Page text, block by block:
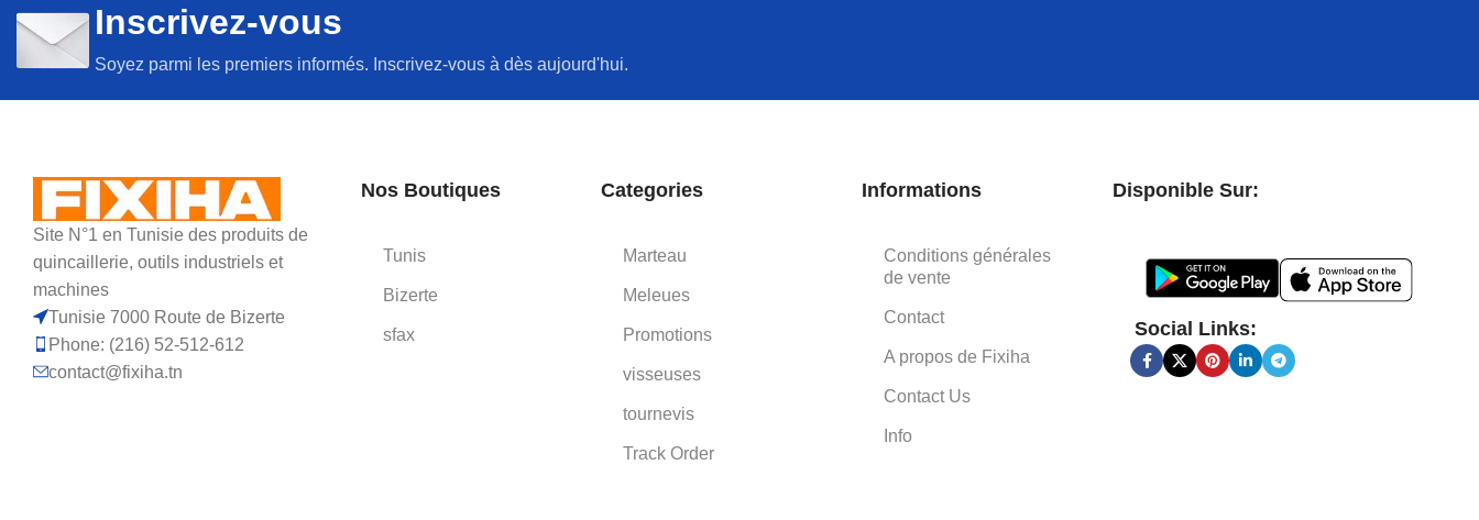
Inscrivez-vous
Soyez parmi les premiers informés. Inscrivez-vous à dès aujourd'hui.
Site N°1 en Tunisie des produits de
quincaillerie, outils industriels et
machines
Tunisie 7000 Route de Bizerte
Phone: (216) 52-512-612
contact@fixiha.tn
Nos Boutiques
Tunis
Bizerte
sfax
Categories
Marteau
Meleues
Promotions
visseuses
tournevis
Track Order
Informations
Conditions générales
de vente
Contact
A propos de Fixiha
Contact Us
Info
Disponible Sur:
Social Links: